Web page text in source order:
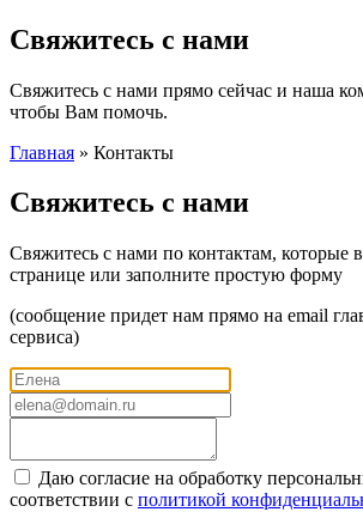
Свяжитесь с нами
Свяжитесь с нами прямо сейчас и наша
чтобы Вам помочь.
Главная » Контакты
Свяжитесь с нами
Свяжитесь с нами по контактам, которые
странице или заполните простую форму
(сообщение придет нам прямо на email
сервиса)
Даю согласие на обработку
соответствии с политикой